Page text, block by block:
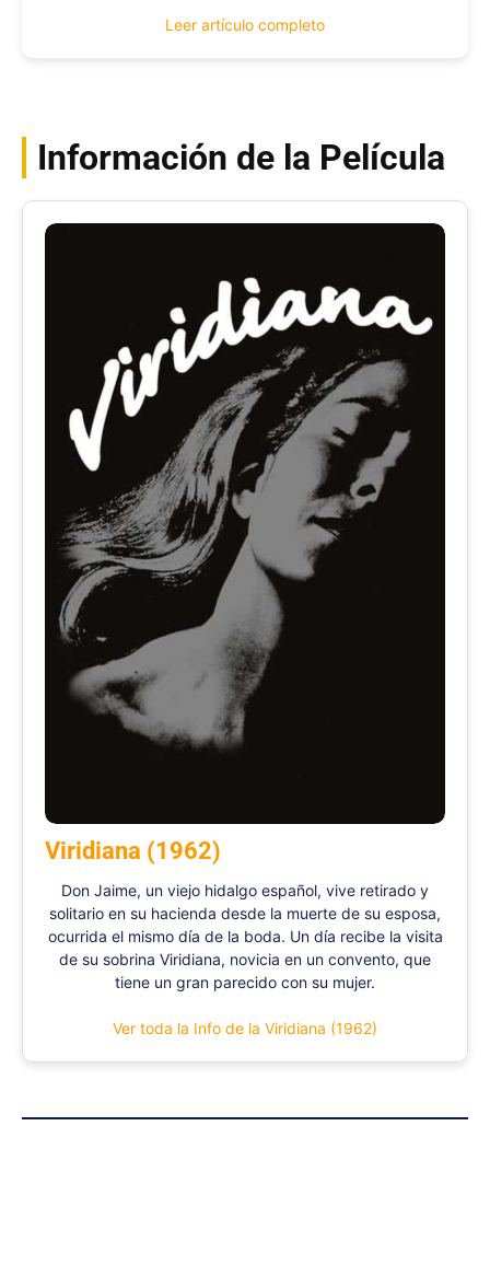
Leer artículo completo
Información de la Película
Viridiana (1962)
Don Jaime, un viejo hidalgo español, vive retirado y
solitario en su hacienda desde la muerte de su esposa,
ocurrida el mismo día de la boda. Un día recibe la visita
de su sobrina Viridiana, novicia en un convento, que
tiene un gran parecido con su mujer.
Ver toda la Info de la Viridiana (1962)